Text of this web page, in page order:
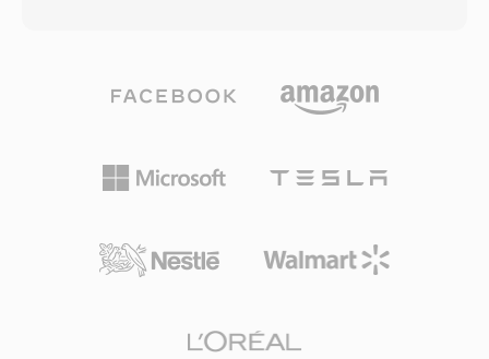
obsluga dekodowania gwaltownie rosnie w
procesorach mobilnych, GPU i telewizorach
dotyczace wymagan obliczeniowych podczas
przez glowne serwisy streamingowe do
dostarczania tresci 4K i HDR, a takze sluzy jako
odtwarzania w przegladarkach. Status wolny od
zwykle od 768 kbps do 1,5 Mbps. W
opieranych na agresywnym modelowaniu
psychoakustycznym, DTS przydziela wyzszy
drobniejsze detale przestrzenne i dynamike
z kwantyzacja wektorowa, tworzac